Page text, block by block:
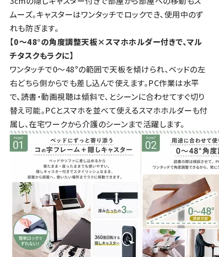
ムーズ。キャスターはワンタッチでロックでき、使用中のず
れも防ぎます。
【0～48°の角度調整天板×スマホホルダー付きで、マル
チタスクもラクに】
ワンタッチで0～48°の範囲で天板を傾けられ、ベッドの左
右どちら側からでも差し込んで使えます。PC作業は水平
で、読書・動画視聴は傾斜で、とシーンに合わせてすぐ切り
替え可能。PCとスマホを並べて使えるスマホホルダーも付
属し、在宅ワークから介護のシーンまで活躍します。